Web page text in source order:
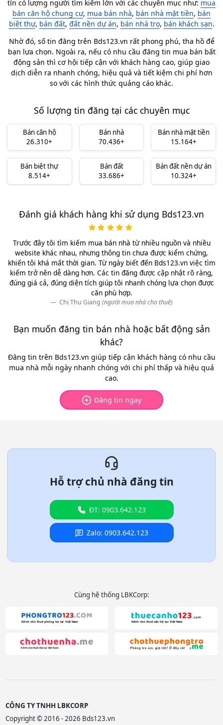
tín có lượng người tìm kiếm lớn với các chuyên mục như: mua
bán căn hộ chung cư, mua bán nhà, bán nhà mặt tiền, bán
biệt thự, bán đất, đất nền dự án, bán nhà trọ, bán khách sạn.
Nhờ đó, số tin đăng trên Bds123.vn rất phong phú, tha hồ để
bạn lựa chọn. Ngoài ra, nếu có nhu cầu đăng tin mua bán bất
động sản thì cơ hội tiếp cận với khách hàng cao, giúp giao
dịch diễn ra nhanh chóng, hiệu quả và tiết kiệm chi phí hơn
so với các hình thức quảng cáo khác.
Số lượng tin đăng tại các chuyên mục
Bán căn hộ
26.310+
Bán nhà
70.436+
Bán nhà mặt tiền
15.164+
Bán biệt thự
8.514+
Bán đất
33.686+
Bán đất nền dự án
10.324+
Đánh giá khách hàng khi sử dụng Bds123.vn
Trước đây tôi tìm kiếm mua bán nhà từ nhiều nguồn và nhiều
website khác nhau, nhưng thông tin chưa được kiểm chứng,
khiến tôi khá mất thời gian. Từ ngày biết đến Bds123.vn việc tìm
kiếm trở nên dễ dàng hơn. Các tin đăng được cập nhật rõ ràng,
đúng giá cả, đúng diện tích giúp tôi nhanh chóng lựa chọn được
căn phù hợp.
Chị Thu Giang (người mua nhà cho thuê)
Bạn muốn đăng tin bán nhà hoặc bất động sản
khác?
Đăng tin trên Bds123.vn giúp tiếp cận khách hàng có nhu cầu
mua nhà mỗi ngày nhanh chóng với chi phí thấp và hiệu quả
cao.
Đăng tin ngay
Hỗ trợ chủ nhà đăng tin
ĐT: 0903.642.123
Zalo: 0903.642.123
Cùng hệ thống LBKCorp:
CÔNG TY TNHH LBKCORP
Copyright © 2016 - 2026 Bds123.vn